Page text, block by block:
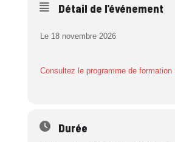
Détail de l'événement
Le 18 novembre 2026
Consultez le programme de formation
Durée